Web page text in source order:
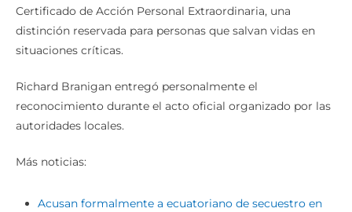
Certificado de Acción Personal Extraordinaria, una
distinción reservada para personas que salvan vidas en
situaciones críticas.
Richard Branigan entregó personalmente el
reconocimiento durante el acto oficial organizado por las
autoridades locales.
Más noticias:
Acusan formalmente a ecuatoriano de secuestro en